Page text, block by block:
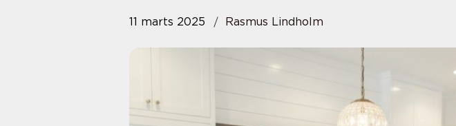
11 marts 2025 Rasmus Lindholm